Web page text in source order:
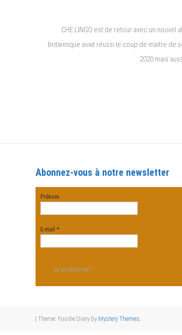
CHE LINGO est de retour avec un nouvel
britannique avait réussi le coup de maitre de
2020 mais
Abonnez-vous à notre newsletter
Prénom
E-mail *
| Theme: Foodie Diary by Mystery Themes